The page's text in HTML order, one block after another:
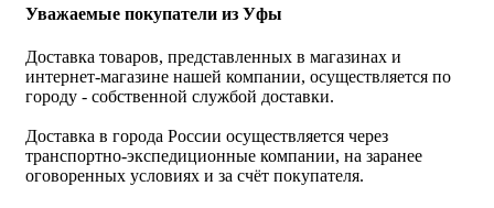
Уважаемые покупатели из Уфы
Доставка товаров, представленных в магазинах и
интернет-магазине нашей компании, осуществляется по
городу - собственной службой доставки.
Доставка в города России осуществляется через
транспортно-экспедиционные компании, на заранее
оговоренных условиях и за счёт покупателя.